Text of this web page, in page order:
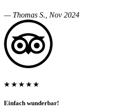
— Thomas S., Nov 2024
★ ★ ★ ★ ★
Einfach wunderbar!